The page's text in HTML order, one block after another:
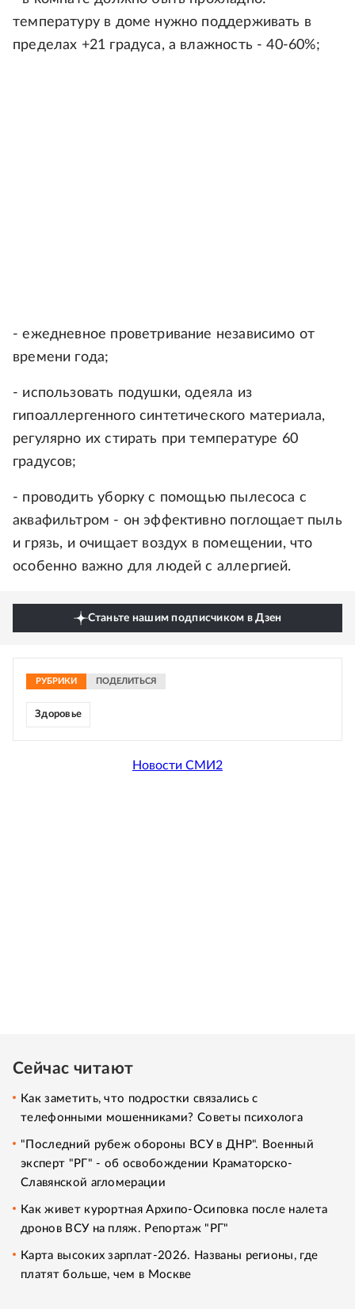
температуру в доме нужно поддерживать в
пределах +21 градуса, а влажность - 40-60%;
- ежедневное проветривание независимо от
времени года;
- использовать подушки, одеяла из
гипоаллергенного синтетического материала,
регулярно их стирать при температуре 60
градусов;
- проводить уборку с помощью пылесоса с
аквафильтром - он эффективно поглощает пыль
и грязь, и очищает воздух в помещении, что
особенно важно для людей с аллергией.
Станьте нашим подписчиком в Дзен
РУБРИКИ ПОДЕЛИТЬСЯ
Здоровье
Новости СМИ2
Сейчас читают
Как заметить, что подростки связались с
телефонными мошенниками? Советы психолога
"Последний рубеж обороны ВСУ в ДНР". Военный
эксперт "РГ" - об освобождении Краматорско-
Славянской агломерации
Как живет курортная Архипо-Осиповка после налета
дронов ВСУ на пляж. Репортаж "РГ"
Карта высоких зарплат-2026. Названы регионы, где
платят больше, чем в Москве